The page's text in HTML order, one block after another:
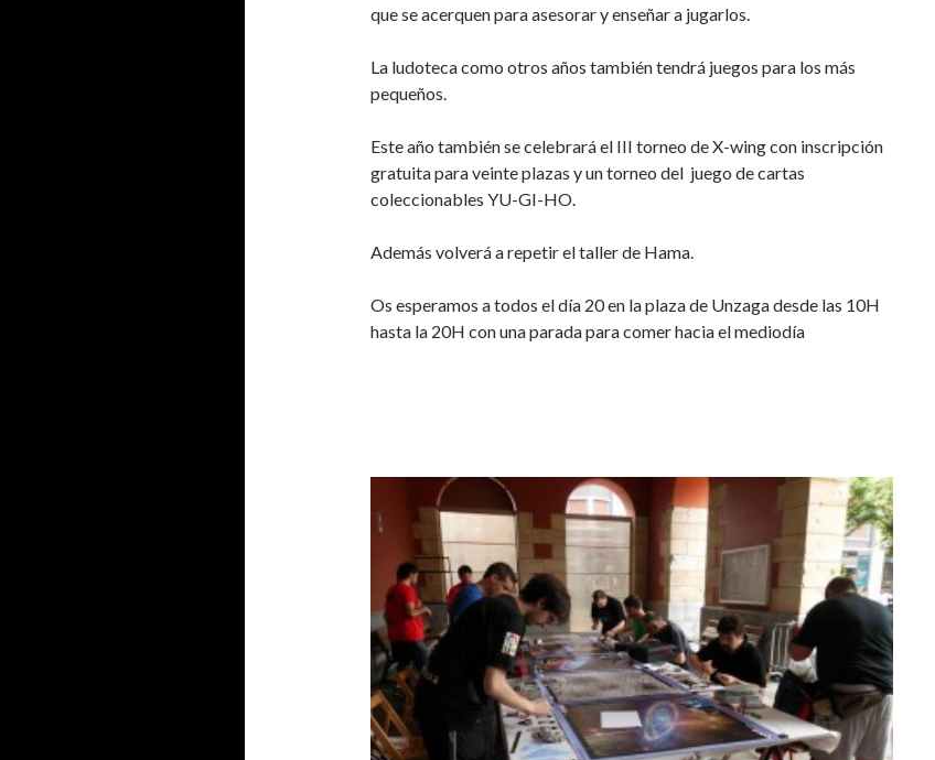
que se acerquen para asesorar y enseñar a jugarlos.
La ludoteca como otros años también tendrá juegos para los más
pequeños.
Este año también se celebrará el III torneo de X-wing con inscripción
gratuita para veinte plazas y un torneo del juego de cartas
coleccionables YU-GI-HO.
Además volverá a repetir el taller de Hama.
Os esperamos a todos el día 20 en la plaza de Unzaga desde las 10H
hasta la 20H con una parada para comer hacia el mediodía